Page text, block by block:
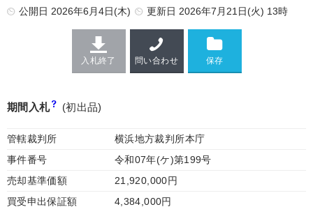
公開日 2026年6月4日(木) 更新日 2026年7月21日(火) 13時
入札終了 問い合わせ
期間入札 (初出品)
管轄裁判所
横浜地方裁判所本庁
事件番号
令和07年(ケ)第199号
売却基準価額
21,920,000円
買受申出保証額
4,384,000円